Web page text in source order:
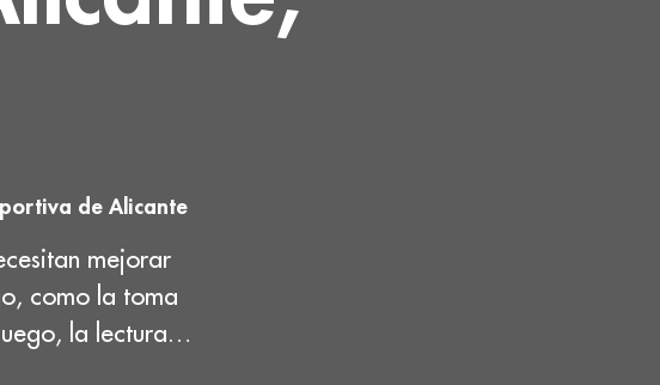
de Alicante
mejorar
como la toma
la lectura…